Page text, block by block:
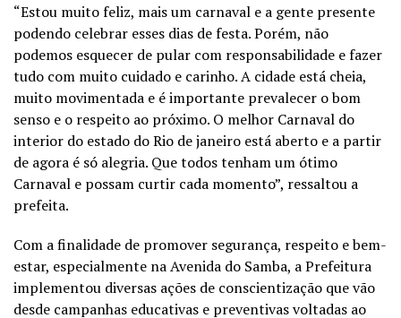
“Estou muito feliz, mais um carnaval e a gente presente
podendo celebrar esses dias de festa. Porém, não
podemos esquecer de pular com responsabilidade e fazer
tudo com muito cuidado e carinho. A cidade está cheia,
muito movimentada e é importante prevalecer o bom
senso e o respeito ao próximo. O melhor Carnaval do
interior do estado do Rio de janeiro está aberto e a partir
de agora é só alegria. Que todos tenham um ótimo
Carnaval e possam curtir cada momento”, ressaltou a
prefeita.
Com a finalidade de promover segurança, respeito e bem-
estar, especialmente na Avenida do Samba, a Prefeitura
implementou diversas ações de conscientização que vão
desde campanhas educativas e preventivas voltadas ao